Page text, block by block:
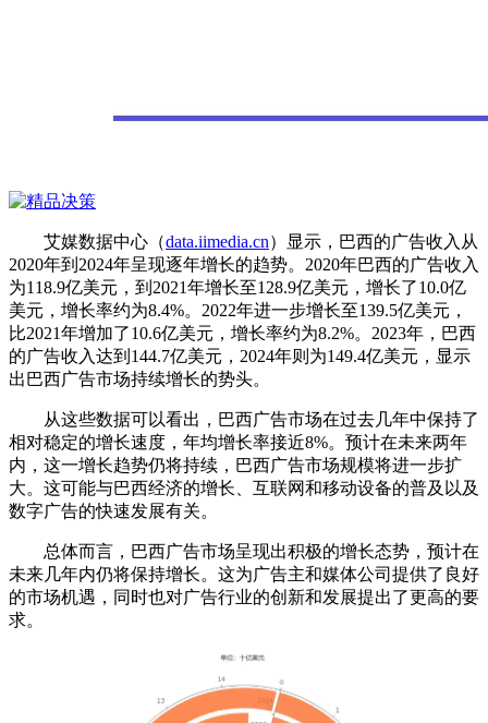
艾媒数据中心（data.iimedia.cn）显示，巴西的广告收入从
2020年到2024年呈现逐年增长的趋势。2020年巴西的广告收入
为118.9亿美元，到2021年增长至128.9亿美元，增长了10.0亿
美元，增长率约为8.4%。2022年进一步增长至139.5亿美元，
比2021年增加了10.6亿美元，增长率约为8.2%。2023年，巴西
的广告收入达到144.7亿美元，2024年则为149.4亿美元，显示
出巴西广告市场持续增长的势头。
从这些数据可以看出，巴西广告市场在过去几年中保持了
相对稳定的增长速度，年均增长率接近8%。预计在未来两年
内，这一增长趋势仍将持续，巴西广告市场规模将进一步扩
大。这可能与巴西经济的增长、互联网和移动设备的普及以及
数字广告的快速发展有关。
总体而言，巴西广告市场呈现出积极的增长态势，预计在
未来几年内仍将保持增长。这为广告主和媒体公司提供了良好
的市场机遇，同时也对广告行业的创新和发展提出了更高的要
求。